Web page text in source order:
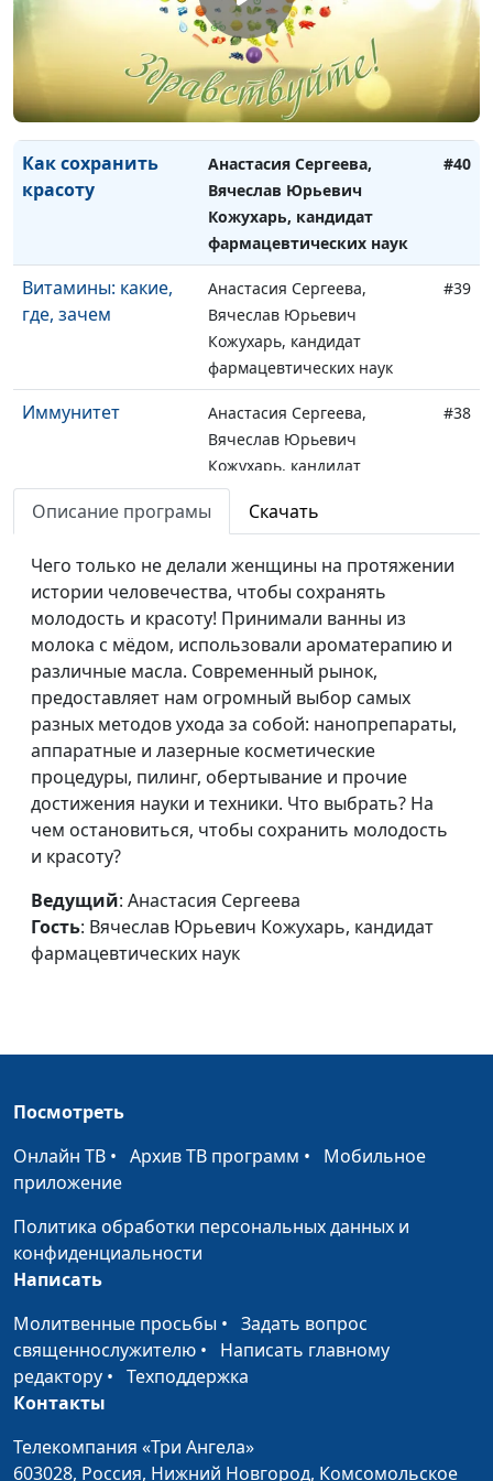
Как прожить
дольше
Анастасия Сергеева,
Вячеслав Юрьевич
Кожухарь, кандидат
фармацевтических наук
Как сохранить
красоту
Анастасия Сергеева,
Вячеслав Юрьевич
Кожухарь, кандидат
фармацевтических наук
#40
Витамины: какие,
где, зачем
Анастасия Сергеева,
Вячеслав Юрьевич
Кожухарь, кандидат
фармацевтических наук
#39
Иммунитет
Анастасия Сергеева,
Вячеслав Юрьевич
Кожухарь, кандидат
фармацевтических наук
#38
препараты для
детей
Анастасия Сергеева,
Вячеслав Юрьевич
Кожухарь, кандидат
фармацевтических наук
#37
Совместимость
лекарств
Анастасия Сергеева,
Вячеслав Юрьевич
Кожухарь, кандидат
фармацевтических наук
Биологически-
активные добавки
Анастасия Сергеева,
Вячеслав Юрьевич
Кожухарь, кандидат
Аналоги лекарств
Анастасия Сергеева,
Вячеслав Юрьевич
Кожухарь, кандидат
лекарствах
Вячеслав Юрьевич
Кардиология и
беременность
Анастасия Сергеева,
Инсульт
Ишемическая
болезнь сердца
Анастасия Сергеева,
Марина Павлова, врач-
Тромб
Анастасия Сергеева,
Описание програмы Скачать
Чего только не делали женщины на протяжении
истории человечества, чтобы сохранять
молодость и красоту! Принимали ванны из
молока с мёдом, использовали ароматерапию и
различные масла. Современный рынок,
предоставляет нам огромный выбор самых
разных методов ухода за собой: нанопрепараты,
аппаратные и лазерные косметические
процедуры, пилинг, обертывание и прочие
достижения науки и техники. Что выбрать? На
чем остановиться, чтобы сохранить молодость
и красоту?
Ведущий: Анастасия Сергеева
Гость: Вячеслав Юрьевич Кожухарь, кандидат
фармацевтических наук
Посмотреть
Онлайн ТВ • Архив ТВ программ • Мобильное
приложение
Политика обработки персональных данных и
конфиденциальности
Написать
Молитвенные просьбы • Задать вопрос
священнослужителю • Написать главному
редактору • Техподдержка
Контакты
Телекомпания «Три Ангела»
603028, Россия, Нижний Новгород, Комсомольское